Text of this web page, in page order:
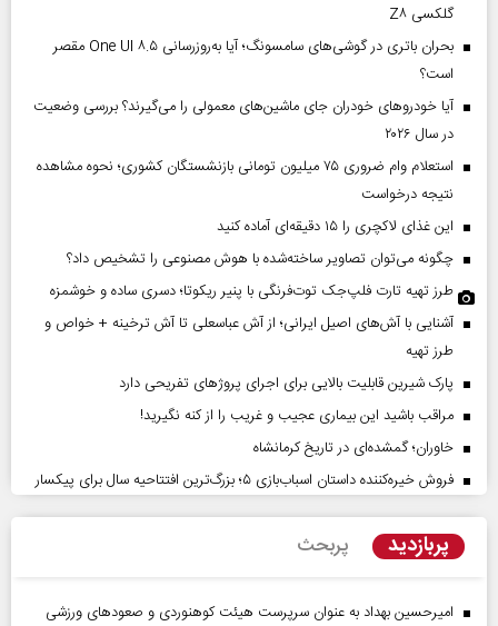
گلکسی Z۸
بحران باتری در گوشی‌های سامسونگ؛ آیا به‌روزرسانی One UI ۸.۵ مقصر
است؟
آیا خودروهای خودران جای ماشین‌های معمولی را می‌گیرند؟ بررسی وضعیت
در سال ۲۰۲۶
استعلام وام ضروری ۷۵ میلیون تومانی بازنشستگان کشوری؛ نحوه مشاهده
نتیجه درخواست
این غذای لاکچری را ۱۵ دقیقه‌ای آماده کنید
چگونه می‌توان تصاویر ساخته‌شده با هوش مصنوعی را تشخیص داد؟
طرز تهیه تارت فلپ‌جک توت‌فرنگی با پنیر ریکوتا؛ دسری ساده و خوشمزه
آشنایی با آش‌های اصیل ایرانی؛ از آش عباسعلی تا آش ترخینه + خواص و
طرز تهیه
پارک شیرین قابلیت‌ بالایی برای اجرای پروژهای تفریحی دارد
مراقب باشید این بیماری عجیب و غریب را از کنه نگیرید!
خاوران؛ گمشده‌ای در تاریخ کرمانشاه
فروش خیره‌کننده داستان اسباب‌بازی ۵؛ بزرگ‌ترین افتتاحیه سال برای پیکسار
پربازدید پربحث
امیرحسین بهداد به عنوان سرپرست هیئت کوهنوردی و صعودهای ورزشی